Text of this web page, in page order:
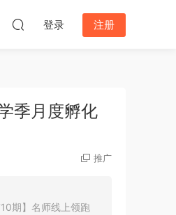
登录 注册
季月度孵化
推广
期】名师线上领跑